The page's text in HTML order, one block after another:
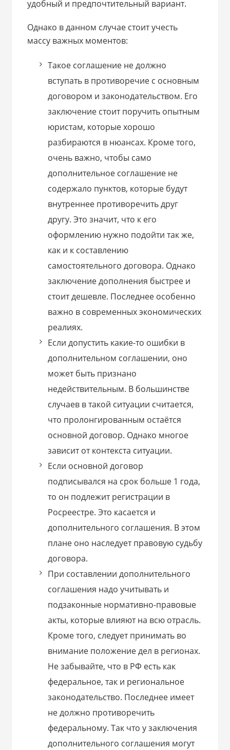
удобный и предпочтительный вариант.
Однако в данном случае стоит учесть
массу важных моментов:
Такое соглашение не должно
вступать в противоречие с основным
договором и законодательством. Его
заключение стоит поручить опытным
юристам, которые хорошо
разбираются в нюансах. Кроме того,
очень важно, чтобы само
дополнительное соглашение не
содержало пунктов, которые будут
внутреннее противоречить друг
другу. Это значит, что к его
оформлению нужно подойти так же,
как и к составлению
самостоятельного договора. Однако
заключение дополнения быстрее и
стоит дешевле. Последнее особенно
важно в современных экономических
реалиях.
Если допустить какие-то ошибки в
дополнительном соглашении, оно
может быть признано
недействительным. В большинстве
случаев в такой ситуации считается,
что пролонгированным остаётся
основной договор. Однако многое
зависит от контекста ситуации.
Если основной договор
подписывался на срок больше 1 года,
то он подлежит регистрации в
Росреестре. Это касается и
дополнительного соглашения. В этом
плане оно наследует правовую судьбу
договора.
При составлении дополнительного
соглашения надо учитывать и
подзаконные нормативно-правовые
акты, которые влияют на всю отрасль.
Кроме того, следует принимать во
внимание положение дел в регионах.
Не забывайте, что в РФ есть как
федеральное, так и региональное
законодательство. Последнее имеет
не должно противоречить
федеральному. Так что у заключения
дополнительного соглашения могут